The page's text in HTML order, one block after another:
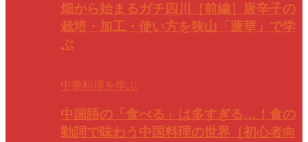
畑から始まるガチ四川［前編］唐辛子の
栽培・加工・使い方を狭山「蓮華」で学
ぶ
中華料理を学ぶ
中国語の「食べる」は多すぎる…！食の
動詞で味わう中国料理の世界［初心者向